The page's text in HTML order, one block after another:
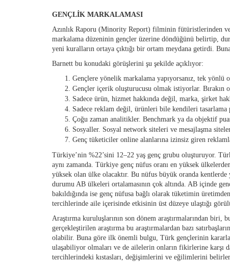
GENÇLİK MARKALAMASI
Azınlık Raporu (Minority Report) filminin fütüristlerinden
markalama düzeninin gençler üzerine döndüğünü belirtip,
yeni kuralların ortaya çıktığı bir ortam meydana getirdi.
Barnett bu konudaki görüşlerini şu şekilde açıklıyor:
Gençlere yönelik markalama yapıyorsanız, tek yönlü
Gençler içerik oluşturucusu olmak istiyorlar. Bırakın
Sadece ürün, hizmet hakkında değil, marka, şirket
Sadece reklam değil, ürünleri bile kendileri
Çoğu zaman analitikler. Benchmark ya da objektif
Sosyaller. Sosyal network siteleri ve mesajlaşma
Genç tüketiciler online alanlarına izinsiz giren
Türkiye’nin %22’sini 12–22 yaş genç grubu oluşturuyor.
aynı zamanda. Türkiye genç nüfus oranı en yüksek
yüksek olan ülke olacaktır. Bu nüfus büyük oranda
durumu AB ülkeleri ortalamasının çok altında. AB içinde
bakıldığında ise genç nüfusa bağlı olarak tüketimin
tercihlerinde aile içerisinde etkisinin üst düzeye ulaştığı
Araştırma kuruluşlarının son dönem araştırmalarından
gerçekleştirilen araştırma bu araştırmalardan bazı
olabilir. Buna göre ilk önemli bulgu, Türk gençlerinin
ulaşabiliyor olmaları ve de ailelerin onların fikirlerine karşı
tercihlerindeki kıstasları, değişimlerini ve eğilimlerini